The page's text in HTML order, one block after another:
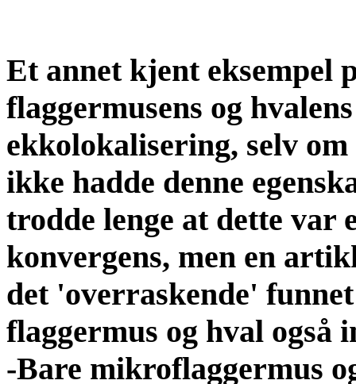
Et annet kjent eksempel
flaggermusens og
ekkolokalisering, selv
ikke hadde denne
trodde lenge at dette var
konvergens, men en
det 'overraskende'
flaggermus og hval også
-Bare mikroflaggermus